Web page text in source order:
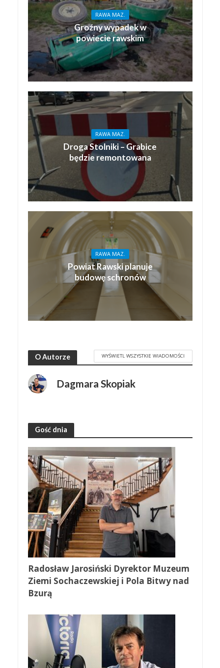
RAWA MAZ.
Groźny wypadek w
powiecie rawskim
RAWA MAZ.
Droga Stolniki – Grabice
będzie remontowana
RAWA MAZ.
Powiat Rawski planuje
budowę schronów
O Autorze WYŚWIETL WSZYSTKIE WIADOMOŚCI
Dagmara Skopiak
Gość dnia
Radosław Jarosiński Dyrektor Muzeum
Ziemi Sochaczewskiej i Pola Bitwy nad
Bzurą